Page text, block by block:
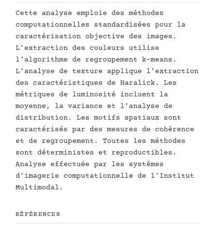
Cette analyse emploie des méthodes
computationnelles standardisées pour la
caractérisation objective des images.
L'extraction des couleurs utilise
l'algorithme de regroupement k-means.
L'analyse de texture applique l'extraction
des caractéristiques de Haralick. Les
métriques de luminosité incluent la
moyenne, la variance et l'analyse de
distribution. Les motifs spatiaux sont
caractérisés par des mesures de cohérence
et de regroupement. Toutes les méthodes
sont déterministes et reproductibles.
Analyse effectuée par les systèmes
d'imagerie computationnelle de l'Institut
Multimodal.
RÉFÉRENCES